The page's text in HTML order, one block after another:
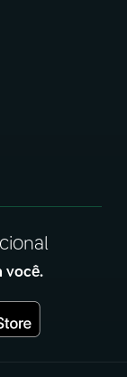
você.